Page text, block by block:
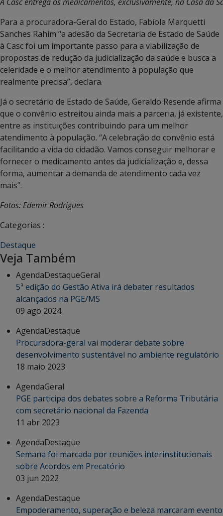
Para a procuradora-Geral do Estado, Fabíola Marquetti
Sanches Rahim “a adesão da Secretaria de Estado de Saúde
à Casc foi um importante passo para a viabilização de
propostas de redução da judicialização da saúde e busca a
celeridade e o melhor atendimento à população que
realmente precisa”, declara.
Já o secretário de Estado de Saúde, Geraldo Resende afirma
que o convênio estreitou ainda mais a parceria, já existente,
entre as instituições contribuindo para um melhor
atendimento à população. “A celebração do convênio está
facilitando a vida do cidadão. Vamos conseguir melhorar e
fornecer o medicamento antes da judicialização e, dessa
forma, aumentar a demanda de atendimento cada vez
mais”.
Fotos: Edemir Rodrigues
Categorias :
Destaque
Veja Também
AgendaDestaqueGeral
5ª edição do Gestão Ativa irá debater resultados
alcançados na PGE/MS
09 ago 2024
AgendaDestaque
Procuradora-geral vai moderar debate sobre
desenvolvimento sustentável no ambiente regulatório
18 maio 2023
AgendaGeral
PGE participa dos debates sobre a Reforma Tributária
com secretário nacional da Fazenda
11 abr 2023
AgendaDestaque
Semana foi marcada por reuniões interinstitucionais
sobre Acordos em Precatório
03 jun 2022
AgendaDestaque
Empoderamento, superação e beleza marcaram evento